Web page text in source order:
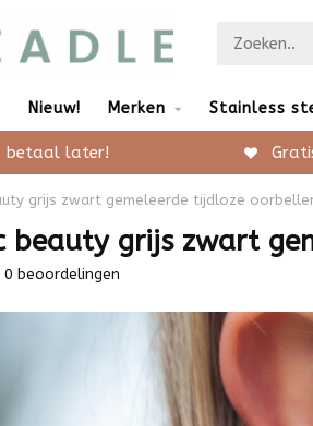
Nieuw! Merken Stainless
betaal later!
grijs zwart gemeleerde tijdloze
beauty grijs zwart
0 beoordelingen